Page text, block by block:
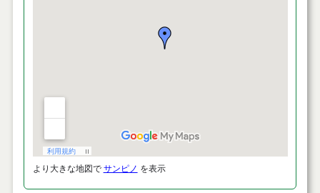
より大きな地図で サンピノ を表示